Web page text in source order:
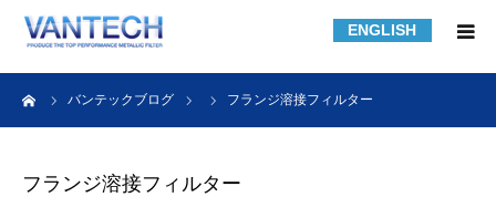
ENGLISH
バンテックブログ フランジ溶接フィルター
フランジ溶接フィルター
HOME